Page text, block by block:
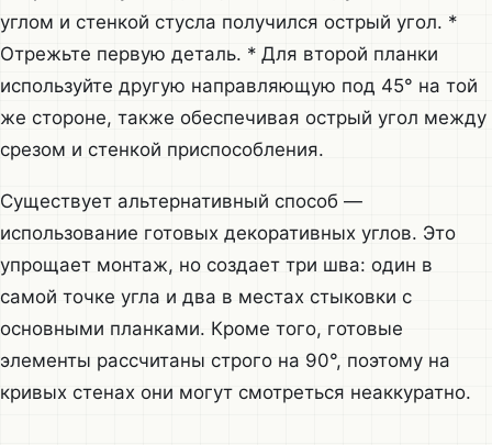
углом и стенкой стусла получился острый угол. *
Отрежьте первую деталь. * Для второй планки
используйте другую направляющую под 45° на той
же стороне, также обеспечивая острый угол между
срезом и стенкой приспособления.
Существует альтернативный способ —
использование готовых декоративных углов. Это
упрощает монтаж, но создает три шва: один в
самой точке угла и два в местах стыковки с
основными планками. Кроме того, готовые
элементы рассчитаны строго на 90°, поэтому на
кривых стенах они могут смотреться неаккуратно.